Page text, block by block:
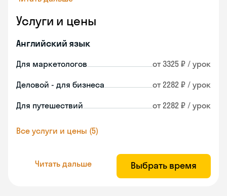
Услуги и цены
Английский язык
Для маркетологов от 3325 ₽ / урок
Деловой - для бизнеса от 2282 ₽ / урок
Для путешествий от 2282 ₽ / урок
Все услуги и цены (5)
Читать дальше Выбрать время